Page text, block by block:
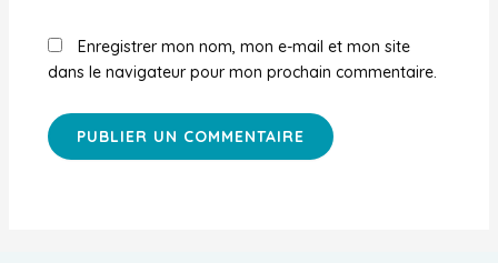
Enregistrer mon nom, mon e-mail et mon site
dans le navigateur pour mon prochain commentaire.